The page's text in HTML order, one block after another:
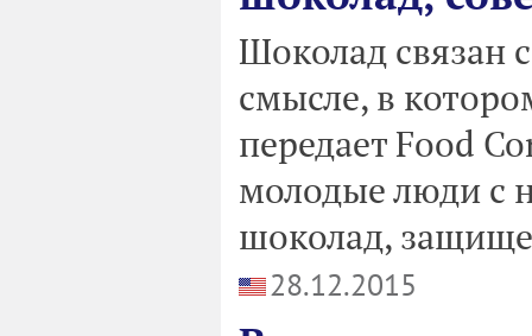
Шоколад связан
смысле, в
передает Food
молодые люди с
шоколад,
28.12.2015